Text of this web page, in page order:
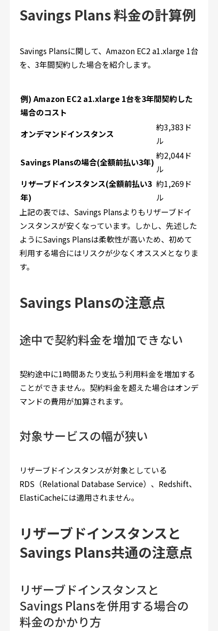
Savings Plans 料金の計算例
Savings Plansに関して、Amazon EC2 a1.xlarge 1台
を、3年間契約した場合を紹介します。
例) Amazon EC2 a1.xlarge 1台を3年間契約した
場合のコスト
オンデマンドインスタンス
約3,383ド
ル
Savings Plansの場合(全額前払い3年)
約2,044ド
ル
リザーブドインスタンス(全額前払い3
年)
約1,269ド
ル
上記の表では、Savings Plansよりもリザーブドイ
ンスタンスが安くなっています。しかし、先述した
ようにSavings Plansは柔軟性が高いため、初めて
利用する場合にはリスクが少なくオススメとなりま
す。
Savings Plansの注意点
途中で契約料金を増加できない
契約途中に1時間あたり支払う利用料金を増加する
ことができません。契約料金を超えた場合はオンデ
マンドの費用が加算されます。
対象サービスの幅が狭い
リザーブドインスタンスが対象としている
RDS（Relational Database Service）、Redshift、
ElastiCacheには適用されません。
リザーブドインスタンスと
Savings Plans共通の注意点
リザーブドインスタンスと
Savings Plansを併用する場合の
料金のかかり方